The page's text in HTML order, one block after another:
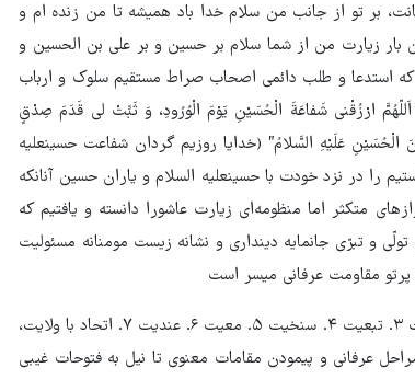
بر تو از جانب من سلام خدا باد همیشه تا من زنده ام و
بار زیارت من از شما سلام بر حسین و بر علی بن الحسین و
استدعا و طلب دائمی اصحاب صراط مستقیم سلوک و ارباب
ارْزُقْنی شَفاعَةَ الْحُسَیْنِ یَوْمَ الْوُرُودِ، وَ ثَبِّتْ لی قَدَمَ صِدْقٍ
عَلَیْهِ السَّلامُ” (خدایا روزیم گردان شفاعت حسین‏علیه
را در نزد خودت‏ با حسین‏علیه السلام و یاران حسین آنانکه
متکثر اما منظومه‌ای زیارت عاشورا دانسته و یافتیم که
و تبرّی جانمایه دینداری و نشانه زیست مومنانه مسئولیت
پرتو مقاومت عرفانی میسر است
در مجموع به نظر می‌رسد مراحل هفتگانه: ۱. معرفت ۲. محبت ۳. تبعیت ۴. سنخیت ۵. معیت ۶. عندیت ۷. اتحاد با ولایت،
عرفانی و پیمودن مقامات معنوی تا نیل به فتوحات غیبی